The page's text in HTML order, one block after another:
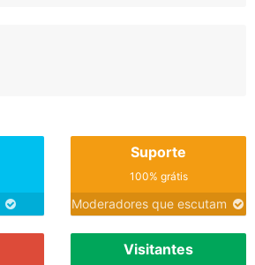
Suporte
100% grátis
Moderadores que escutam
Visitantes